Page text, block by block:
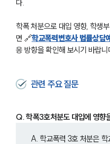
다.
학폭 처분으로 대입 영향, 학생
면 🔗학교폭력변호사 법률상담
응 방향을 확인해 보시기 바랍니
관련 주요 질문
Q. 학폭3호처분도 대입에 영향
A. 학교폭력 3호 처분은